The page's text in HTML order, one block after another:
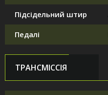
Підсідельний штир
Педалі
ТРАНСМІССІЯ